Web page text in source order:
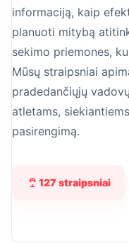
informaciją, kaip
planuoti mitybą
sekimo priemones,
Mūsų straipsniai
pradedančiųjų
atletams,
pasirengimą.
127 straipsniai